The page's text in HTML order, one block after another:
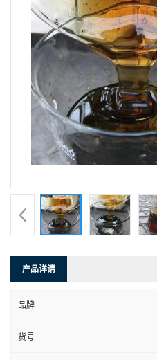
产品详请
品牌
货号